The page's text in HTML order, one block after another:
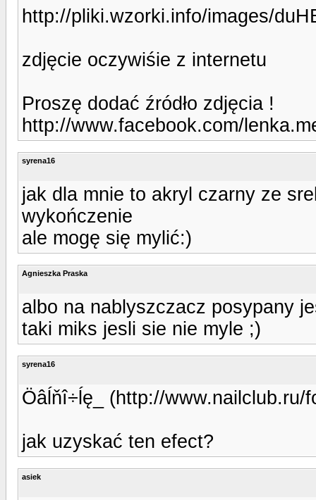
http://pliki.wzorki.info/images/
zdjęcie oczywiśie z internetu
Proszę dodać źródło zdjęcia !
http://www.facebook.com/
syrena16
jak dla mnie to akryl czarny ze
wykończenie
ale mogę się mylić:)
Agnieszka Praska
albo na nablyszczacz posypany
taki miks jesli sie nie myle ;)
syrena16
Öâĺňî÷ĺę_ (http://www.nailclub.ru/
jak uzyskać ten efect?
asiek